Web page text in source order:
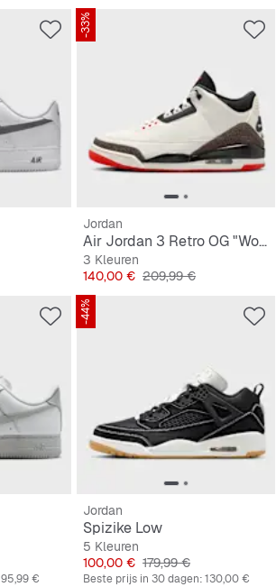
-33%
Jordan
Air Jordan 3 Retro OG "World's Best Dad"
3 Kleuren
Prijs
140,00 € Originele Prijs
209,99 €
95,99 €
-44%
Jordan
Spizike Low
5 Kleuren
Prijs
100,00 € Originele Prijs
179,99 €
Beste prijs in 30 dagen:130,00 €